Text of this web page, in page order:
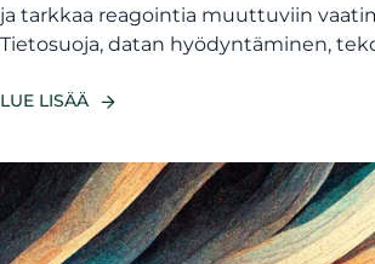
ja tarkkaa reagointia muuttuviin
Tietosuoja, datan hyödyntäminen,
LUE LISÄÄ